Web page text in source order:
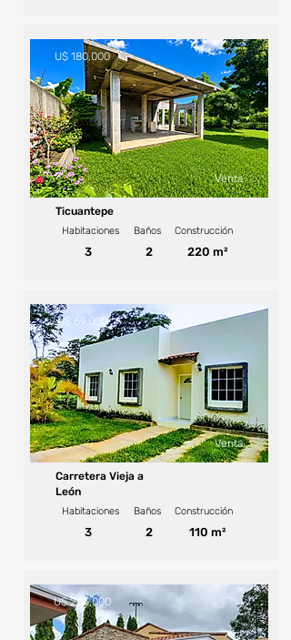
Venta
U$ 180,000
Ticuantepe
Habitaciones Baños Construcción
3 2 220 m²
Venta
U$ 69,000
Carretera Vieja a
León
Habitaciones Baños Construcción
3 2 110 m²
U$ 265,000